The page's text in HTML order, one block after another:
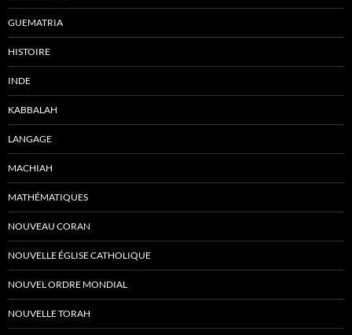
GUEMATRIA
HISTOIRE
INDE
KABBALAH
LANGAGE
MACHIAH
MATHÉMATIQUES
NOUVEAU CORAN
NOUVELLE ÉGLISE CATHOLIQUE
NOUVEL ORDRE MONDIAL
NOUVELLE TORAH